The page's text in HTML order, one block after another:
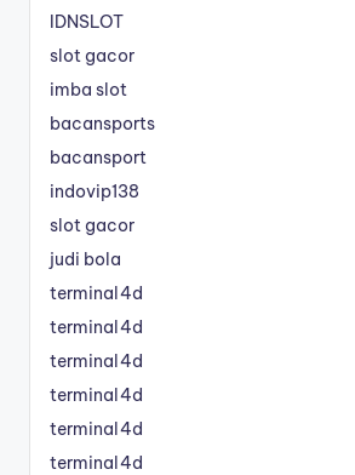
IDNSLOT
slot gacor
imba slot
bacansports
bacansport
indovip138
slot gacor
judi bola
terminal4d
terminal4d
terminal4d
terminal4d
terminal4d
terminal4d